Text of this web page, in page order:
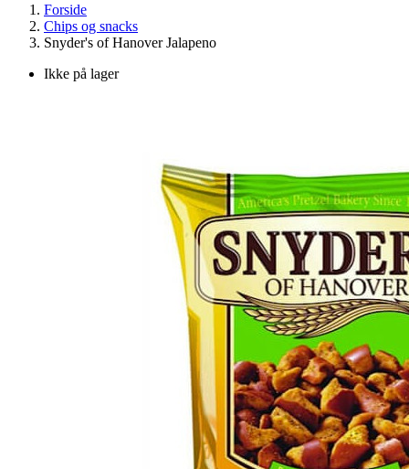
Forside
Chips og snacks
Snyder's of Hanover Jalapeno
Ikke på lager